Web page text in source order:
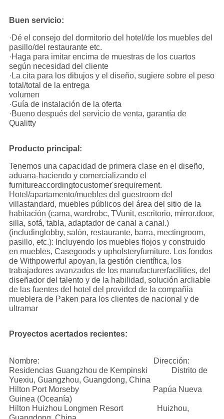
Buen servicio:
·Dé el consejo del dormitorio del hotel/de los muebles del
pasillo/del restaurante etc.
·Haga para imitar encima de muestras de los cuartos
según necesidad del cliente
·La cita para los dibujos y el diseño, sugiere sobre el peso
total/total de la entrega
volumen
·Guía de instalación de la oferta
·Bueno después del servicio de venta, garantía de
Qualitty
Producto principal:
Tenemos una capacidad de primera clase en el diseño,
aduana-haciendo y comercializando el
furnitureaccordingtocustomer'srequirement.
Hotel/apartamento/muebles del guestroom del
villastandard, muebles públicos del área del sitio de la
habitación (cama, wardrobc, TVunit, escritorio, mirror.door,
silla, sofá, tabla, adaptador de canal a canal.)
(includinglobby, salón, restaurante, barra, mectingroom,
pasillo, etc.): Incluyendo los muebles flojos y construido
en muebles, Casegoods y upholsteryfurniture. Los fondos
de Withpowerful apoyan, la gestión científica, los
trabajadores avanzados de los manufacturerfacilities, del
diseñador del talento y de la habilidad, solución arcliable
de las fuentes del hotel del providcd de la compañía
mueblera de Paken para los clientes de nacional y de
ultramar
Proyectos acertados recientes:
Nombre: Dirección:
Residencias Guangzhou de Kempinski Distrito de
Yuexiu, Guangzhou, Guangdong, China
Hilton Port Morseby Papúa Nueva
Guinea (Oceanía)
Hilton Huizhou Longmen Resort Huizhou,